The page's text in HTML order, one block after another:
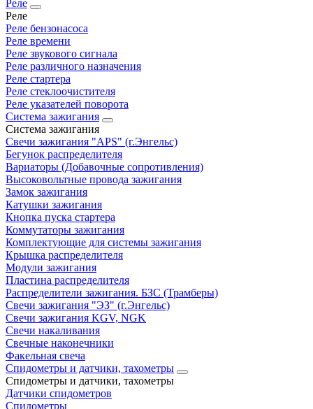
Реле
Реле
Реле бензонасоса
Реле времени
Реле звукового сигнала
Реле различного назначения
Реле стартера
Реле стеклоочистителя
Реле указателей поворота
Система зажигания
Система зажигания
Свечи зажигания "APS" (г.Энгельс)
Бегунок распределителя
Вариаторы (Добавочные сопротивления)
Высоковольтные провода зажигания
Замок зажигания
Катушки зажигания
Кнопка пуска стартера
Коммутаторы зажигания
Комплектующие для системы зажигания
Крышка распределителя
Модули зажигания
Пластина распределителя
Распределители зажигания. БЗС (Трамберы)
Свечи зажигания "ЭЗ" (г.Энгельс)
Свечи зажигания KGV, NGK
Свечи накаливания
Свечные наконечники
Факельная свеча
Спидометры и датчики, тахометры
Спидометры и датчики, тахометры
Датчики спидометров
Спидометры